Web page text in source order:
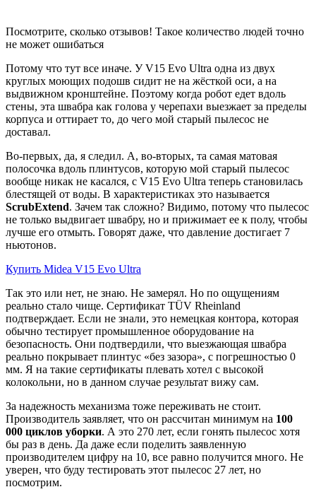
Посмотрите, сколько отзывов! Такое количество людей точно
не может ошибаться
Потому что тут все иначе. У V15 Evo Ultra одна из двух
круглых моющих подошв сидит не на жёсткой оси, а на
выдвижном кронштейне. Поэтому когда робот едет вдоль
стены, эта швабра как голова у черепахи выезжает за пределы
корпуса и оттирает то, до чего мой старый пылесос не
доставал.
Во-первых, да, я следил. А, во-вторых, та самая матовая
полосочка вдоль плинтусов, которую мой старый пылесос
вообще никак не касался, с V15 Evo Ultra теперь становилась
блестящей от воды. В характеристиках это называется
ScrubExtend. Зачем так сложно? Видимо, потому что пылесос
не только выдвигает швабру, но и прижимает ее к полу, чтобы
лучше его отмыть. Говорят даже, что давление достигает 7
ньютонов.
Купить Midea V15 Evo Ultra
Так это или нет, не знаю. Не замерял. Но по ощущениям
реально стало чище. Сертификат TÜV Rheinland
подтверждает. Если не знали, это немецкая контора, которая
обычно тестирует промышленное оборудование на
безопасность. Они подтвердили, что выезжающая швабра
реально покрывает плинтус «без зазора», с погрешностью 0
мм. Я на такие сертификаты плевать хотел с высокой
колокольни, но в данном случае результат вижу сам.
За надежность механизма тоже переживать не стоит.
Производитель заявляет, что он рассчитан минимум на 100
000 циклов уборки. А это 270 лет, если гонять пылесос хотя
бы раз в день. Да даже если поделить заявленную
производителем цифру на 10, все равно получится много. Не
уверен, что буду тестировать этот пылесос 27 лет, но
посмотрим.